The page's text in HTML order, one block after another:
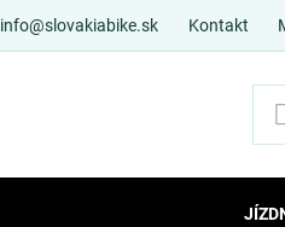
info@slovakiabike.sk Kontakt